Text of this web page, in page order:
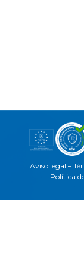
Aviso legal –
Política